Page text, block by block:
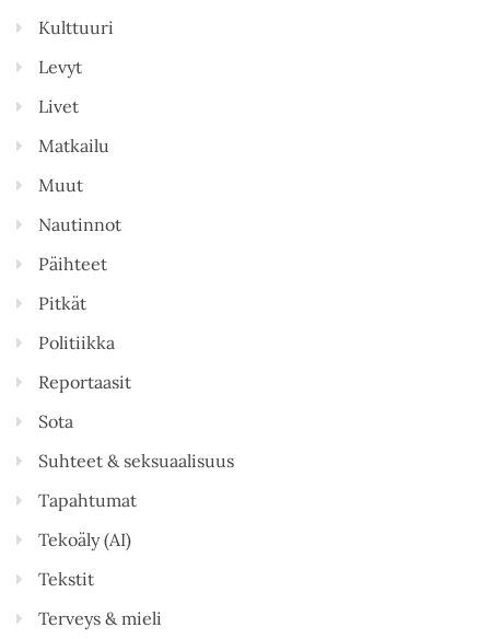
Kulttuuri
Levyt
Livet
Matkailu
Muut
Nautinnot
Päihteet
Pitkät
Politiikka
Reportaasit
Sota
Suhteet & seksuaalisuus
Tapahtumat
Tekoäly (AI)
Tekstit
Terveys & mieli